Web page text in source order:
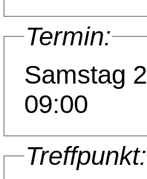
Termin:
Samstag
09:00
Treffpunkt: